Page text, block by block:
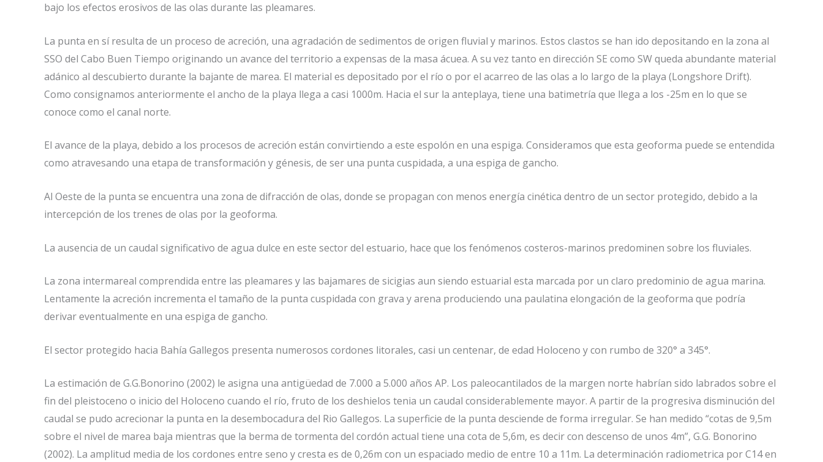
bajo los efectos erosivos de las olas durante las pleamares.
La punta en sí resulta de un proceso de acreción, una agradación de sedimentos de origen fluvial y marinos. Estos clastos se han ido depositando en la zona al
SSO del Cabo Buen Tiempo originando un avance del territorio a expensas de la masa ácuea. A su vez tanto en dirección SE como SW queda abundante material
adánico al descubierto durante la bajante de marea. El material es depositado por el río o por el acarreo de las olas a lo largo de la playa (Longshore Drift).
Como consignamos anteriormente el ancho de la playa llega a casi 1000m. Hacia el sur la anteplaya, tiene una batimetría que llega a los -25m en lo que se
conoce como el canal norte.
El avance de la playa, debido a los procesos de acreción están convirtiendo a este espolón en una espiga. Consideramos que esta geoforma puede se entendida
como atravesando una etapa de transformación y génesis, de ser una punta cuspidada, a una espiga de gancho.
Al Oeste de la punta se encuentra una zona de difracción de olas, donde se propagan con menos energía cinética dentro de un sector protegido, debido a la
intercepción de los trenes de olas por la geoforma.
La ausencia de un caudal significativo de agua dulce en este sector del estuario, hace que los fenómenos costeros-marinos predominen sobre los fluviales.
La zona intermareal comprendida entre las pleamares y las bajamares de sicigias aun siendo estuarial esta marcada por un claro predominio de agua marina.
Lentamente la acreción incrementa el tamaño de la punta cuspidada con grava y arena produciendo una paulatina elongación de la geoforma que podría
derivar eventualmente en una espiga de gancho.
El sector protegido hacia Bahía Gallegos presenta numerosos cordones litorales, casi un centenar, de edad Holoceno y con rumbo de 320° a 345°.
La estimación de G.G.Bonorino (2002) le asigna una antigüedad de 7.000 a 5.000 años AP. Los paleocantilados de la margen norte habrían sido labrados sobre el
fin del pleistoceno o inicio del Holoceno cuando el río, fruto de los deshielos tenia un caudal considerablemente mayor. A partir de la progresiva disminución del
caudal se pudo acrecionar la punta en la desembocadura del Rio Gallegos. La superficie de la punta desciende de forma irregular. Se han medido “cotas de 9,5m
sobre el nivel de marea baja mientras que la berma de tormenta del cordón actual tiene una cota de 5,6m, es decir con descenso de unos 4m”, G.G. Bonorino
(2002). La amplitud media de los cordones entre seno y cresta es de 0,26m con un espaciado medio de entre 10 a 11m. La determinación radiometrica por C14 en